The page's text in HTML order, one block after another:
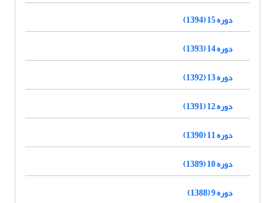
دوره 15 (1394)
دوره 14 (1393)
دوره 13 (1392)
دوره 12 (1391)
دوره 11 (1390)
دوره 10 (1389)
دوره 9 (1388)